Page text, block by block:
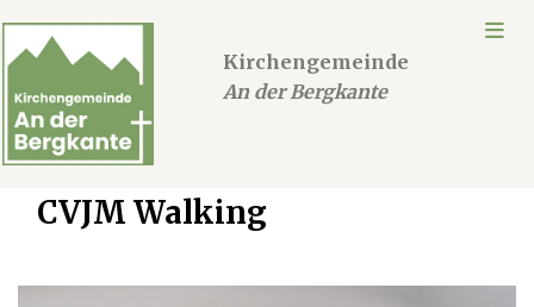
Kirchengemeinde
An der Bergkante
CVJM Walking